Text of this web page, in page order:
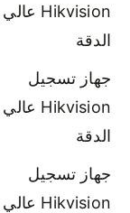
Hikvision عالي
الدقة
جهاز تسجيل
Hikvision عالي
الدقة
جهاز تسجيل
Hikvision عالي